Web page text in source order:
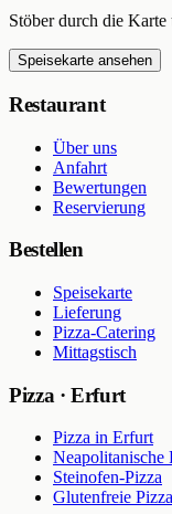
Stöber durch die
Speisekarte ansehen
Restaurant
Über uns
Anfahrt
Bewertungen
Reservierung
Bestellen
Speisekarte
Lieferung
Pizza-Catering
Mittagstisch
Pizza · Erfurt
Pizza in Erfurt
Neapolitanische
Steinofen-Pizza
Glutenfreie Pizza